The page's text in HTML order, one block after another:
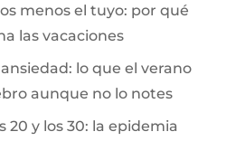
menos el tuyo: por qué
las vacaciones
lo que el verano
aunque no lo notes
20 y los 30: la epidemia